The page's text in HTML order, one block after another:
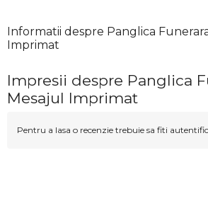
Informatii despre Panglica
Imprimat
Impresii despre Panglica
Mesajul Imprimat
Pentru a lasa o recenzie trebuie sa fiti